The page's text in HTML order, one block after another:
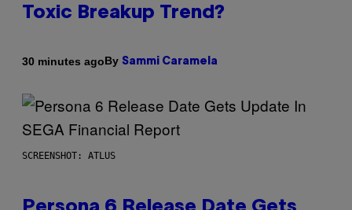
Toxic Breakup Trend?
30 minutes agoBy Sammi Caramela
SCREENSHOT: ATLUS